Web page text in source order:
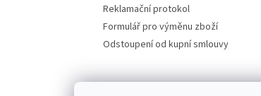
Reklamační protokol
Formulář pro výměnu zboží
Odstoupení od kupní smlouvy